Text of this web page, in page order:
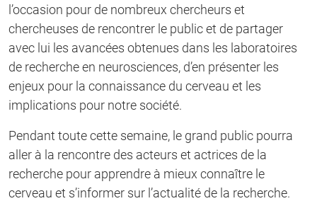
l’occasion pour de nombreux chercheurs et
chercheuses de rencontrer le public et de partager
avec lui les avancées obtenues dans les laboratoires
de recherche en neurosciences, d’en présenter les
enjeux pour la connaissance du cerveau et les
implications pour notre société.
Pendant toute cette semaine, le grand public pourra
aller à la rencontre des acteurs et actrices de la
recherche pour apprendre à mieux connaître le
cerveau et s’informer sur l’actualité de la recherche.